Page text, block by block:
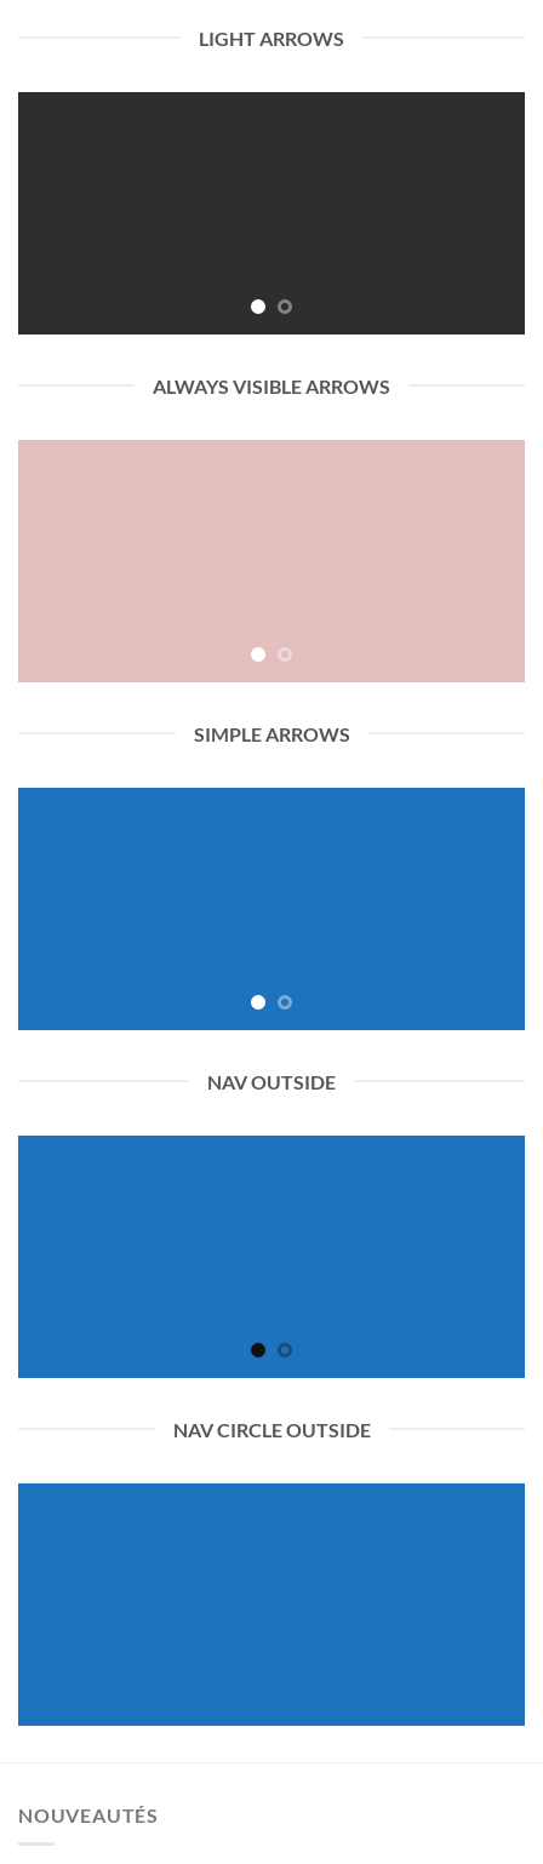
LIGHT ARROWS
ALWAYS VISIBLE ARROWS
SIMPLE ARROWS
NAV OUTSIDE
NAV CIRCLE OUTSIDE
NOUVEAUTÉS